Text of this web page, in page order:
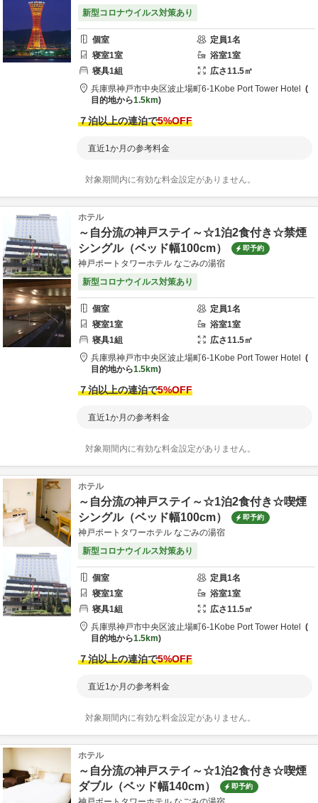
新型コロナウイルス対策あり
個室 定員1名
寝室1室 浴室1室
寝具1組 広さ11.5㎡
兵庫県神戸市中央区波止場町6-1 Kobe Port Tower Hotel
目的地から1.5km
７泊以上の連泊で5%OFF
直近1か月の参考料金
対象期間内に有効な料金設定がありません。
ホテル
～自分流の神戸ステイ～☆1泊2食付き☆禁煙
シングル（ベッド幅100cm）
即予約
神戸ポートタワーホテル なごみの湯宿
新型コロナウイルス対策あり
個室 定員1名
寝室1室 浴室1室
寝具1組 広さ11.5㎡
兵庫県神戸市中央区波止場町6-1 Kobe Port Tower Hotel
目的地から1.5km
７泊以上の連泊で5%OFF
直近1か月の参考料金
対象期間内に有効な料金設定がありません。
ホテル
～自分流の神戸ステイ～☆1泊2食付き☆喫煙
シングル（ベッド幅100cm）
即予約
神戸ポートタワーホテル なごみの湯宿
新型コロナウイルス対策あり
個室 定員1名
寝室1室 浴室1室
寝具1組 広さ11.5㎡
兵庫県神戸市中央区波止場町6-1 Kobe Port Tower Hotel
目的地から1.5km
７泊以上の連泊で5%OFF
直近1か月の参考料金
対象期間内に有効な料金設定がありません。
ホテル
～自分流の神戸ステイ～☆1泊2食付き☆喫煙
ダブル（ベッド幅140cm）
即予約